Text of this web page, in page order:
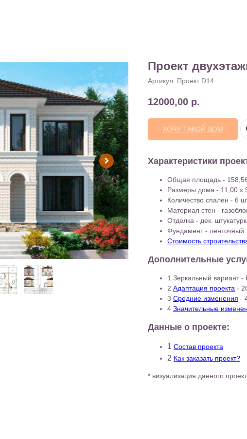
Проект
Артикул: Проект D14
12000,00 р.
ХОЧУ ТАКОЙ ДОМ
Характеристики
Общая площадь -
Размеры дома - 11,00 x
Количество спален - 6
Материал стен -
Отделка - дек.
Фундамент - ленточный
Стоимость
Дополнительные
1 Зеркальный вариант -
2 Адаптация проекта -
3 Средние изменения -
4 Значительные
Данные о проекте:
1 Состав проекта
2 Как заказать проект?
* визуализация данного